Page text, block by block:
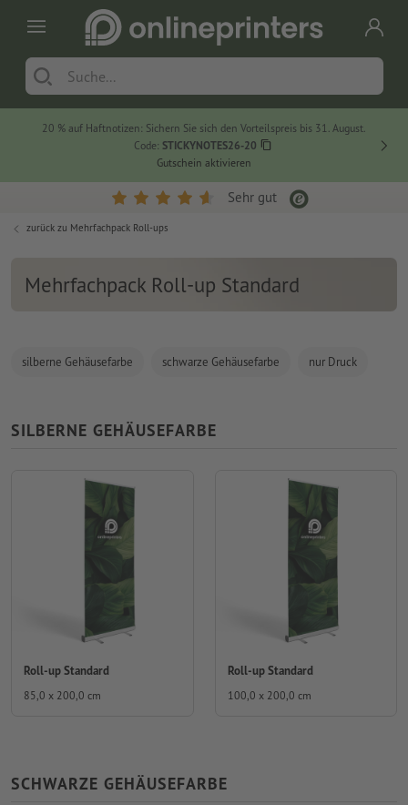
20 % auf Haftnotizen: Sichern Sie sich den Vorteilspreis bis 31. August.
Code: STICKYNOTES26-20
Gutschein aktivieren
Sehr gut
zurück zu Mehrfachpack Roll-ups
Mehrfachpack Roll-up Standard
silberne Gehäusefarbe schwarze Gehäusefarbe nur Druck
SILBERNE GEHÄUSEFARBE
Roll-up Standard
85,0 x 200,0 cm
Roll-up Standard
100,0 x 200,0 cm
SCHWARZE GEHÄUSEFARBE